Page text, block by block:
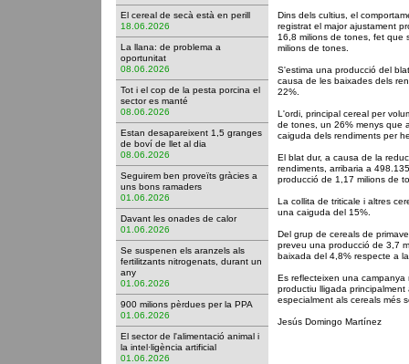
El cereal de secà està en perill
18.06.2026
La llana: de problema a
oportunitat
08.06.2026
Tot i el cop de la pesta porcina el
sector es manté
08.06.2026
Estan desapareixent 1,5 granges
de boví de llet al dia
08.06.2026
Seguirem ben proveïts gràcies a
uns bons ramaders
01.06.2026
Davant les onades de calor
01.06.2026
Se suspenen els aranzels als
fertilitzants nitrogenats, durant un
any
01.06.2026
900 milions pèrdues per la PPA
01.06.2026
El sector de l'alimentació animal i
la intel·ligència artificial
01.06.2026
Dins dels cultius, el
registrat el major ajustament
16,8 milions de tones, fet que
milions de tones.
S'estima una producció del
causa de les baixades dels
22%.
L'ordi, principal cereal per
de tones, un 26% menys que
caiguda dels rendiments per
El blat dur, a causa de la
rendiments, arribaria a
producció de 1,17 milions de
La collita de triticale i altres
una caiguda del 15%.
Del grup de cereals de
preveu una producció de 3,7
baixada del 4,8% respecte a
Es reflecteixen una
productiu lligada
especialment als cereals més
Jesús Domingo Martínez